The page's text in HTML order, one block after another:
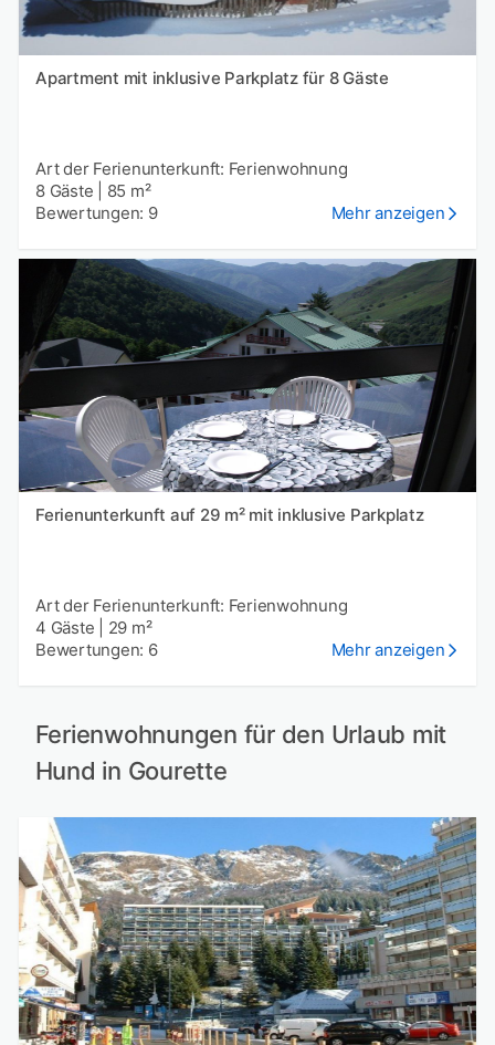
Apartment mit inklusive Parkplatz für 8 Gäste
Art der Ferienunterkunft: Ferienwohnung
8 Gäste
85 m²
Bewertungen: 9
Mehr anzeigen
Ferienunterkunft auf 29 m² mit inklusive Parkplatz
Art der Ferienunterkunft: Ferienwohnung
4 Gäste
29 m²
Bewertungen: 6
Mehr anzeigen
Ferienwohnungen für den Urlaub mit
Hund in Gourette